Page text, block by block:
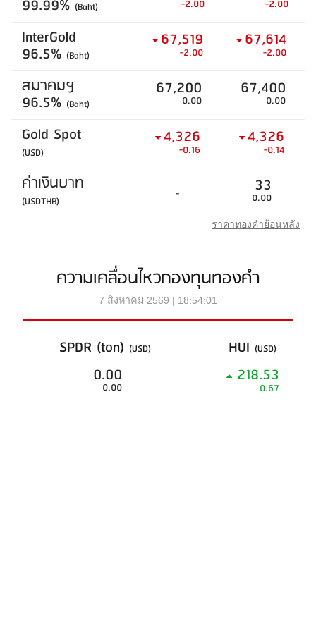
99.99% (Baht) -2.00 -2.00
InterGold
96.5% (Baht)
67,519
-2.00
67,614
-2.00
สมาคมฯ
96.5% (Baht)
67,200
0.00
67,400
0.00
Gold Spot
(USD)
4,326
-0.16
4,326
-0.14
ค่าเงินบาท
(USDTHB) - 33
0.00
ราคาทองคำย้อนหลัง
ความเคลื่อนไหวกองทุนทองคำ
7 สิงหาคม 2569 | 18:54:01
SPDR (ton) (USD) HUI (USD)
0.00
0.00
218.53
0.67